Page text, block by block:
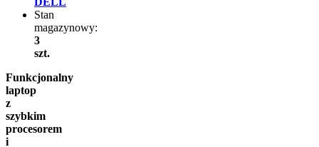
Stan
magazynowy:
3
szt.
Funkcjonalny
laptop
z
szybkim
procesorem
i